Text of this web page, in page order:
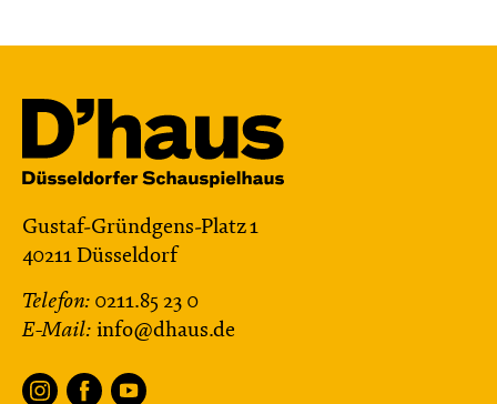
Gustaf-Gründgens-Platz 1
40211 Düsseldorf
Telefon: 0211.85 23 0
E-Mail: info@dhaus.de